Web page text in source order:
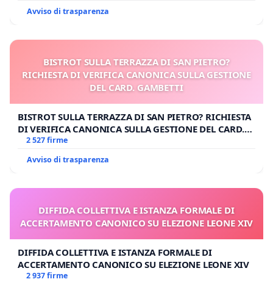
Avviso di trasparenza
BISTROT SULLA TERRAZZA DI SAN PIETRO?
RICHIESTA DI VERIFICA CANONICA SULLA GESTIONE
DEL CARD. GAMBETTI
BISTROT SULLA TERRAZZA DI SAN PIETRO? RICHIESTA
DI VERIFICA CANONICA SULLA GESTIONE DEL CARD.
GAMBETTI
2 527 firme
Avviso di trasparenza
DIFFIDA COLLETTIVA E ISTANZA FORMALE DI
ACCERTAMENTO CANONICO SU ELEZIONE LEONE XIV
DIFFIDA COLLETTIVA E ISTANZA FORMALE DI
ACCERTAMENTO CANONICO SU ELEZIONE LEONE XIV
2 937 firme